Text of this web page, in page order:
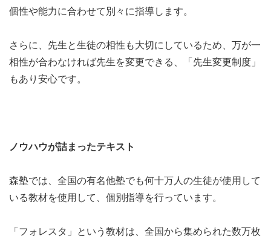
個性や能力に合わせて別々に指導します。
さらに、先生と生徒の相性も大切にしているため、万が一
相性が合わなければ先生を変更できる、「先生変更制度」
もあり安心です。
ノウハウが詰まったテキスト
森塾では、全国の有名他塾でも何十万人の生徒が使用して
いる教材を使用して、個別指導を行っています。
「フォレスタ」という教材は、全国から集められた数万枚